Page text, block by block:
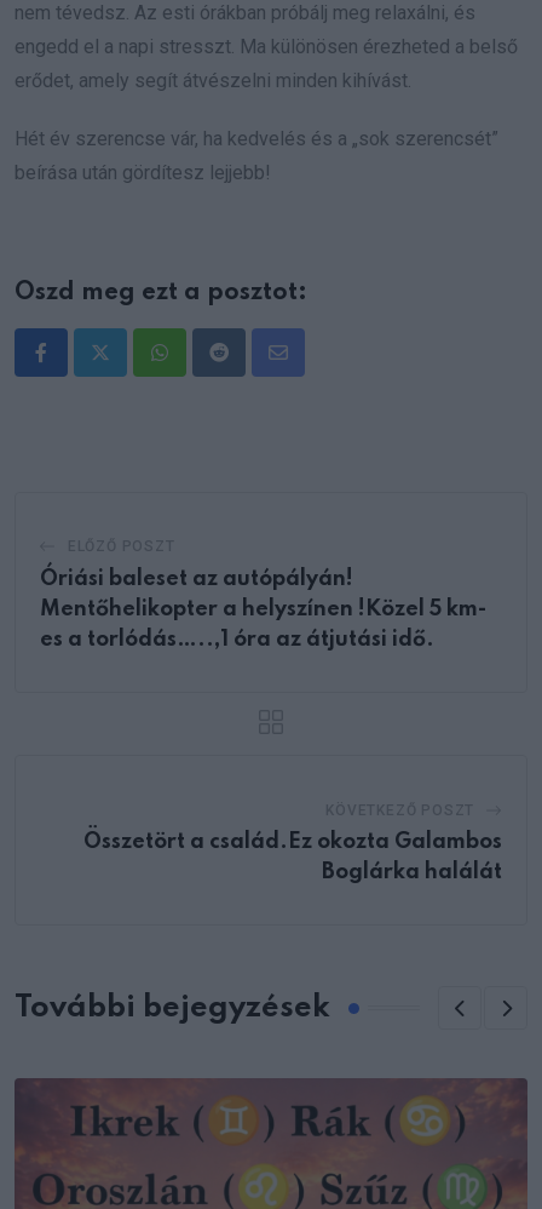
nem tévedsz. Az esti órákban próbálj meg relaxálni, és
engedd el a napi stresszt. Ma különösen érezheted a belső
erődet, amely segít átvészelni minden kihívást.
Hét év szerencse vár, ha kedvelés és a „sok szerencsét”
beírása után gördítesz lejjebb!
Oszd meg ezt a posztot:
WhatsappRedditShare
Óriási baleset az autópályán!
Mentőhelikopter a helyszínen !Közel 5 km-
es a torlódás…..,1 óra az átjutási idő.
Összetört a család.Ez okozta Galambos
Boglárka halálát
További bejegyzések